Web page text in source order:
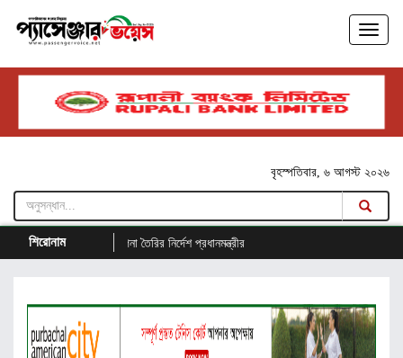
বৃহস্পতিবার, ৬ আগস্ট ২০২৬
শিরোনাম
তৈরির নির্দেশ প্রধানমন্ত্রীর